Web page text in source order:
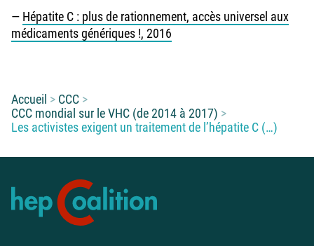
— Hépatite C : plus de rationnement, accès universel aux
médicaments génériques !, 2016
Vous êtes ici :
Accueil
CCC
CCC mondial sur le VHC (de 2014 à 2017)
Les activistes exigent un traitement de l’hépatite C (…)